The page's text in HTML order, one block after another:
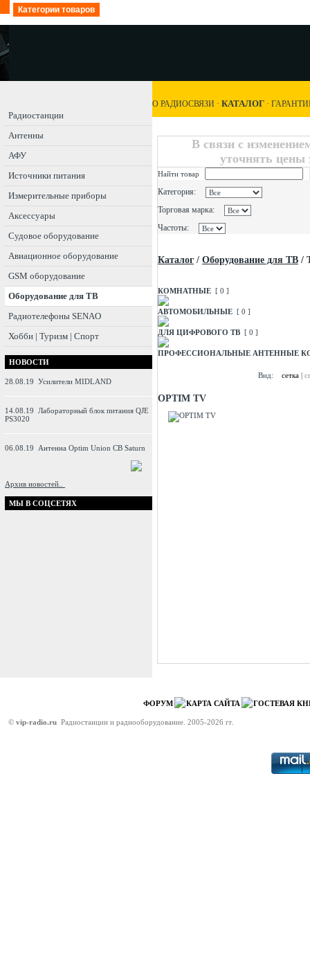
Категории товаров
Радиостанции
Антенны
АФУ
Источники питания
Измерительные приборы
Аксессуары
Судовое оборудование
Авиационное оборудование
GSM оборудование
Оборудование для ТВ
Радиотелефоны SENAO
Хобби | Туризм | Спорт
НОВОСТИ
28.08.19 Усилители MIDLAND
14.08.19 Лабораторный блок питания QJE
PS3020
06.08.19 Антенна Optim Union CB Saturn
Архив новостей..
МЫ В СОЦСЕТЯХ
О РАДИОСВЯЗИ · КАТАЛОГ ·
В связи с
уточнять цены
Найти товар
Категория:
Торговая марка:
Частоты:
Каталог / Оборудование для ТВ /
КОМНАТНЫЕ [ 0 ]
АВТОМОБИЛЬНЫЕ [ 0 ]
ДЛЯ ЦИФРОВОГО ТВ [ 0 ]
ПРОФЕССИОНАЛЬНЫЕ АНТЕННЫЕ
Вид: сетка |
OPTIM TV
ФОРУМ КАРТА САЙТА ГОСТЕВАЯ
© vip-radio.ru Радиостанции и радиооборудование. 2005-2026 гг.